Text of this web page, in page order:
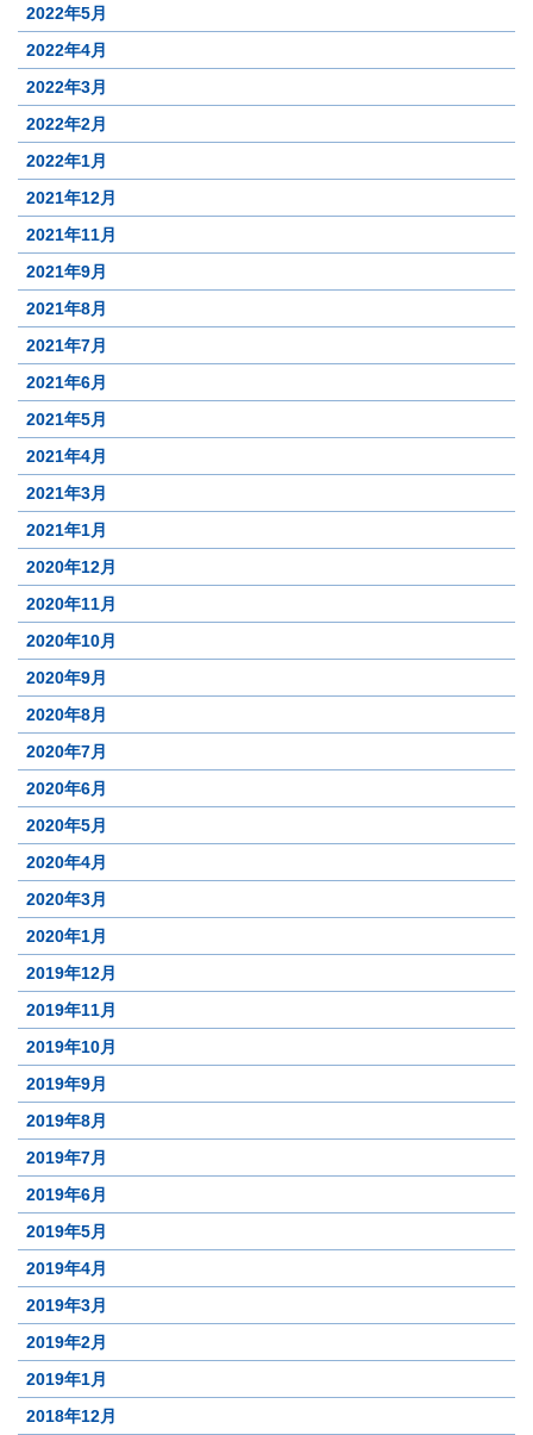
2022年5月
2022年4月
2022年3月
2022年2月
2022年1月
2021年12月
2021年11月
2021年9月
2021年8月
2021年7月
2021年6月
2021年5月
2021年4月
2021年3月
2021年1月
2020年12月
2020年11月
2020年10月
2020年9月
2020年8月
2020年7月
2020年6月
2020年5月
2020年4月
2020年3月
2020年1月
2019年12月
2019年11月
2019年10月
2019年9月
2019年8月
2019年7月
2019年6月
2019年5月
2019年4月
2019年3月
2019年2月
2019年1月
2018年12月